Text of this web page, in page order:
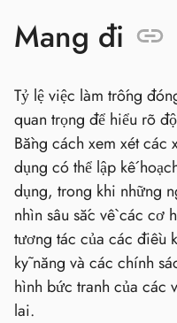
Mang đi
Tỷ lệ việc làm trống
quan trọng để hiểu rõ
Bằng cách xem xét các
dụng có thể lập kế
dụng, trong khi những
nhìn sâu sắc về các cơ
tương tác của các điều
kỹ năng và các chính
hình bức tranh của các
lai.